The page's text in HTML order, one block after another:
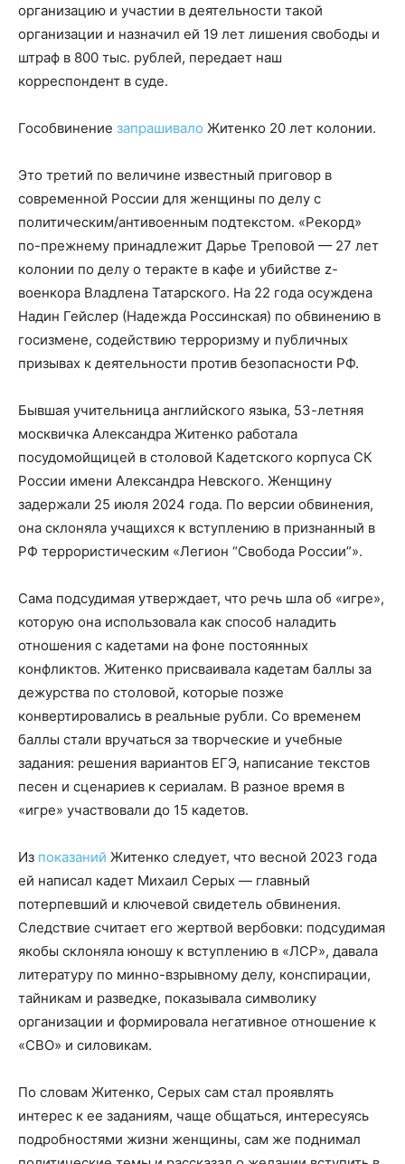
организацию и участии в деятельности такой
организации и назначил ей 19 лет лишения свободы и
штраф в 800 тыс. рублей, передает наш
корреспондент в суде.
Гособвинение запрашивало Житенко 20 лет колонии.
Это третий по величине известный приговор в
современной России для женщины по делу с
политическим/антивоенным подтекстом. «Рекорд»
по-прежнему принадлежит Дарье Треповой — 27 лет
колонии по делу о теракте в кафе и убийстве z-
военкора Владлена Татарского. На 22 года осуждена
Надин Гейслер (Надежда Россинская) по обвинению в
госизмене, содействию терроризму и публичных
призывах к деятельности против безопасности РФ.
Бывшая учительница английского языка, 53-летняя
москвичка Александра Житенко работала
посудомойщицей в столовой Кадетского корпуса СК
России имени Александра Невского. Женщину
задержали 25 июля 2024 года. По версии обвинения,
она склоняла учащихся к вступлению в признанный в
РФ террористическим «Легион “Свобода России”».
Сама подсудимая утверждает, что речь шла об «игре»,
которую она использовала как способ наладить
отношения с кадетами на фоне постоянных
конфликтов. Житенко присваивала кадетам баллы за
дежурства по столовой, которые позже
конвертировались в реальные рубли. Со временем
баллы стали вручаться за творческие и учебные
задания: решения вариантов ЕГЭ, написание текстов
песен и сценариев к сериалам. В разное время в
«игре» участвовали до 15 кадетов.
Из показаний Житенко следует, что весной 2023 года
ей написал кадет Михаил Серых — главный
потерпевший и ключевой свидетель обвинения.
Следствие считает его жертвой вербовки: подсудимая
якобы склоняла юношу к вступлению в «ЛСР», давала
литературу по минно-взрывному делу, конспирации,
тайникам и разведке, показывала символику
организации и формировала негативное отношение к
«СВО» и силовикам.
По словам Житенко, Серых сам стал проявлять
интерес к ее заданиям, чаще общаться, интересуясь
подробностями жизни женщины, сам же поднимал